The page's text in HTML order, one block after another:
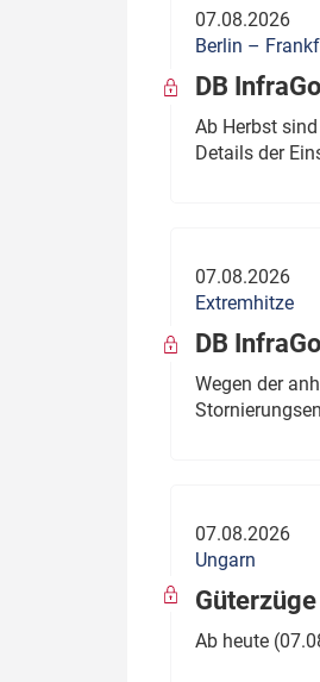
07.08.2026
Berlin –
DB
Ab Herbst
Details der
07.08.2026
Extremhitze
DB
Wegen der
07.08.2026
Ungarn
Ab heute